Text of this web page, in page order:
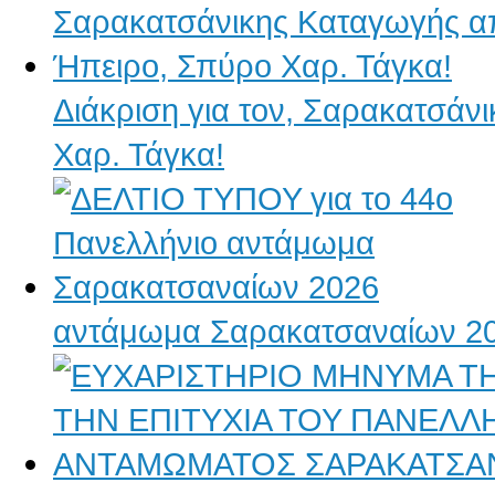
Διάκριση για τον,
Χαρ. Τάγκα!
αντάμωμα Σαρακατσαναίων